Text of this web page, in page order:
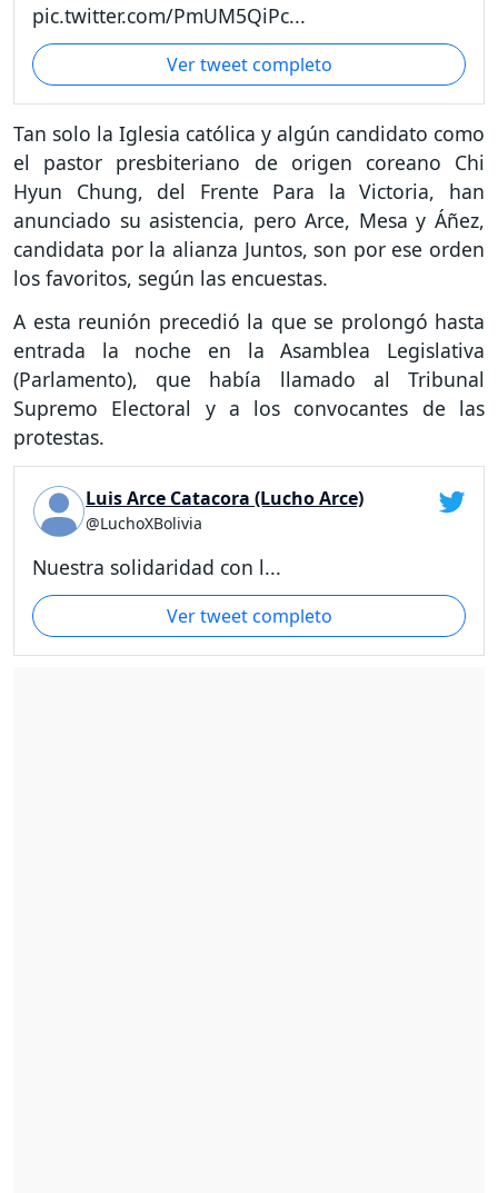
pic.twitter.com/PmUM5QiPc...
Ver tweet completo
Tan solo la Iglesia católica y algún candidato como
el pastor presbiteriano de origen coreano Chi
Hyun Chung, del Frente Para la Victoria, han
anunciado su asistencia, pero Arce, Mesa y Áñez,
candidata por la alianza Juntos, son por ese orden
los favoritos, según las encuestas.
A esta reunión precedió la que se prolongó hasta
entrada la noche en la Asamblea Legislativa
(Parlamento), que había llamado al Tribunal
Supremo Electoral y a los convocantes de las
protestas.
Luis Arce Catacora (Lucho Arce)
@LuchoXBolivia
Nuestra solidaridad con l...
Ver tweet completo